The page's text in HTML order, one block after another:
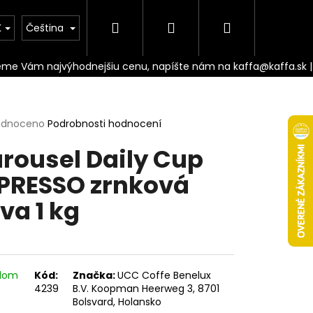
Doprava
Čeština Hledat PřihlášeníNákupní
košík
Podrobnosti hodnocení
Daily Cup
zrnková
1 kg
Kód:
4239
Značka:UCC Coffe Benelux
B.V. Koopman Heerweg 3, 8701
Bolsvard, Holansko
Následující